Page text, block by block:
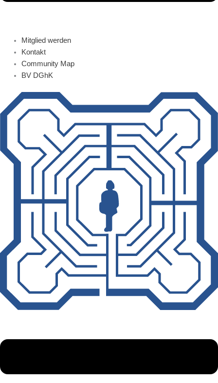
Mitglied werden
Kontakt
Community Map
BV DGhK